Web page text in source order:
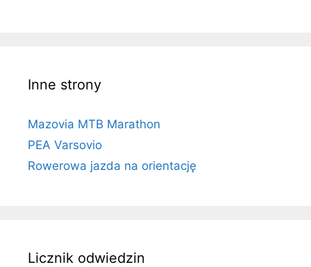
Inne strony
Mazovia MTB Marathon
PEA Varsovio
Rowerowa jazda na orientację
Licznik odwiedzin